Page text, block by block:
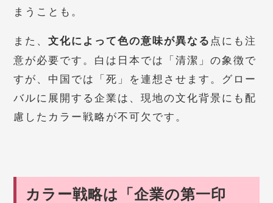
まうことも。
また、文化によって色の意味が異なる 点にも注
意が必要です。白は日本では「清潔」の象徴で
すが、中国では「死」を連想させます。グロー
バルに展開する企業は、現地の文化背景にも配
慮したカラー戦略が不可欠です。
カラー戦略は「企業の第一印